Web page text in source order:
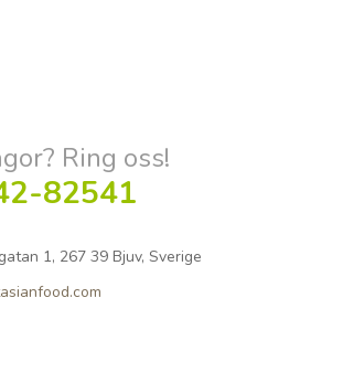
Ring oss!
82541
1, 267 39 Bjuv, Sverige